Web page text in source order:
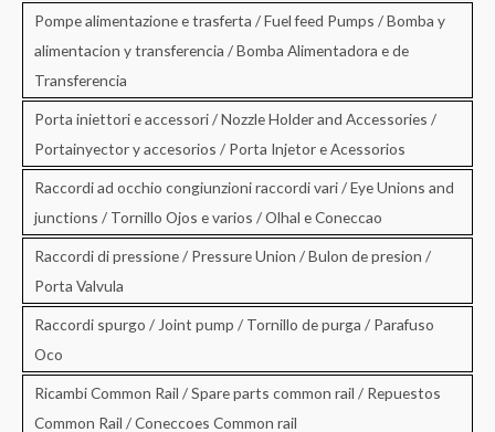
Pompe alimentazione e trasferta / Fuel feed Pumps / Bomba y
alimentacion y transferencia / Bomba Alimentadora e de
Transferencia
Porta iniettori e accessori / Nozzle Holder and Accessories /
Portainyector y accesorios / Porta Injetor e Acessorios
Raccordi ad occhio congiunzioni raccordi vari / Eye Unions and
junctions / Tornillo Ojos e varios / Olhal e Coneccao
Raccordi di pressione / Pressure Union / Bulon de presion /
Porta Valvula
Raccordi spurgo / Joint pump / Tornillo de purga / Parafuso
Oco
Ricambi Common Rail / Spare parts common rail / Repuestos
Common Rail / Coneccoes Common rail